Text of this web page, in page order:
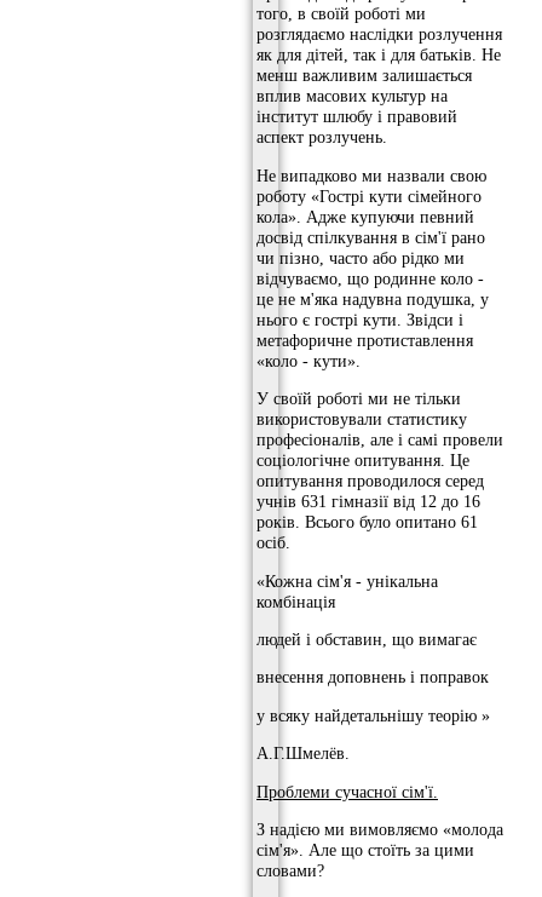
того, в своїй роботі ми
розглядаємо наслідки розлучення
як для дітей, так і для батьків. Не
менш важливим залишається
вплив масових культур на
інститут шлюбу і правовий
аспект розлучень.
Не випадково ми назвали свою
роботу «Гострі кути сімейного
кола». Адже купуючи певний
досвід спілкування в сім'ї рано
чи пізно, часто або рідко ми
відчуваємо, що родинне коло -
це не м'яка надувна подушка, у
нього є гострі кути. Звідси і
метафоричне протиставлення
«коло - кути».
У своїй роботі ми не тільки
використовували статистику
професіоналів, але і самі провели
соціологічне опитування. Це
опитування проводилося серед
учнів 631 гімназії від 12 до 16
років. Всього було опитано 61
осіб.
«Кожна сім'я - унікальна
комбінація
людей і обставин, що вимагає
внесення доповнень і поправок
у всяку найдетальнішу теорію »
А.Г.Шмелёв.
Проблеми сучасної сім'ї.
З надією ми вимовляємо «молода
сім'я». Але що стоїть за цими
словами?